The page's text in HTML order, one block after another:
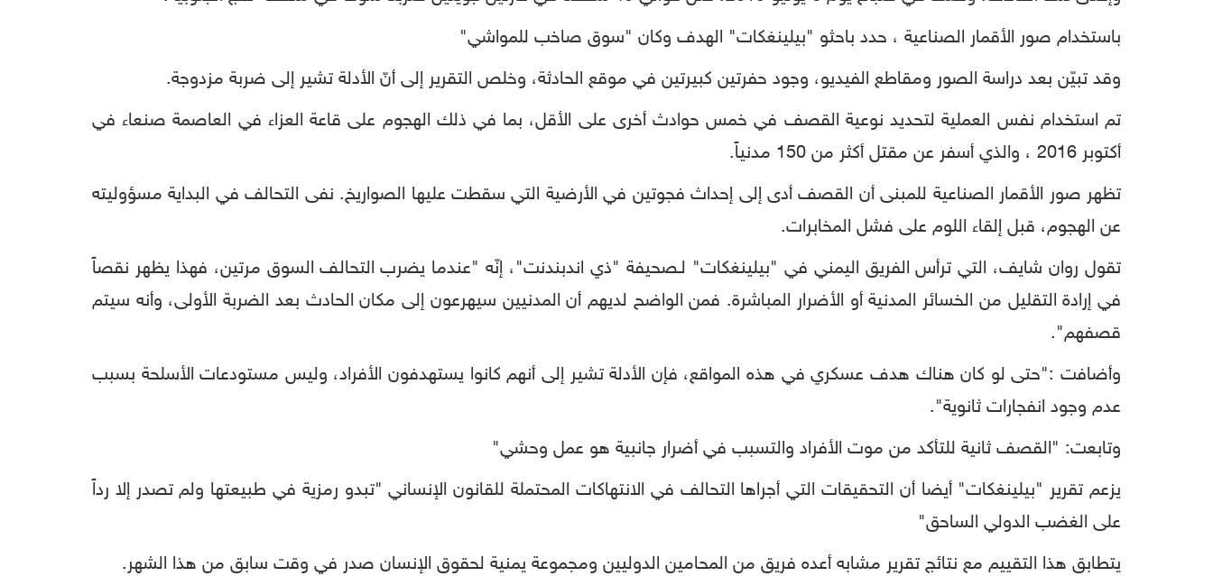
باستخدام صور الأقمار الصناعية ، حدد باحثو "بيلينغكات" الهدف وكان "سوق صاخب للمواشي"
وقد تبيّن بعد دراسة الصور ومقاطع الفيديو، وجود حفرتين كبيرتين في موقع الحادثة، وخلص التقرير إلى أنّ الأدلة تشير إلى ضربة مزدوجة.
تم استخدام نفس العملية لتحديد نوعية القصف في خمس حوادث أخرى على الأقل، بما في ذلك الهجوم على قاعة العزاء في العاصمة صنعاء في
أكتوبر 2016 ، والذي أسفر عن مقتل أكثر من 150 مدنياً.
تظهر صور الأقمار الصناعية للمبنى أن القصف أدى إلى إحداث فجوتين في الأرضية التي سقطت عليها الصواريخ. نفى التحالف في البداية مسؤوليته
عن الهجوم، قبل إلقاء اللوم على فشل المخابرات.
تقول روان شايف، التي ترأس الفريق اليمني في "بيلينغكات" لـصحيفة "ذي اندبندنت"، إنّه "عندما يضرب التحالف السوق مرتين، فهذا يظهر نقصاً
في إرادة التقليل من الخسائر المدنية أو الأضرار المباشرة. فمن الواضح لديهم أن المدنيين سيهرعون إلى مكان الحادث بعد الضربة الأولى، وأنه سيتم
قصفهم".
وأضافت :"حتى لو كان هناك هدف عسكري في هذه المواقع، فإن الأدلة تشير إلى أنهم كانوا يستهدفون الأفراد، وليس مستودعات الأسلحة بسبب
عدم وجود انفجارات ثانوية".
وتابعت: "القصف ثانية للتأكد من موت الأفراد والتسبب في أضرار جانبية هو عمل وحشي"
يزعم تقرير "بيلينغكات" أيضا أن التحقيقات التي أجراها التحالف في الانتهاكات المحتملة للقانون الإنساني "تبدو رمزية في طبيعتها ولم تصدر إلا رداً
على الغضب الدولي الساحق"
يتطابق هذا التقييم مع نتائج تقرير مشابه أعده فريق من المحامين الدوليين ومجموعة يمنية لحقوق الإنسان صدر في وقت سابق من هذا الشهر.